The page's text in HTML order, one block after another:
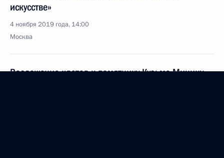
искусстве»
4 ноября 2019 года, 14:00
Москва
Возложение цветов к памятнику Кузьме Минину